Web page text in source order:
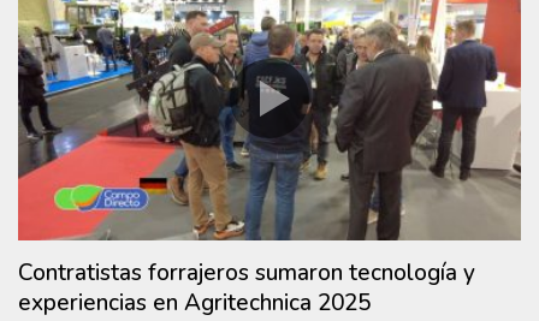
Contratistas forrajeros sumaron tecnología y
experiencias en Agritechnica 2025